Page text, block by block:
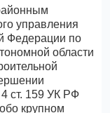
управления
Федерации по
области
ст. 159 УК РФ
крупном